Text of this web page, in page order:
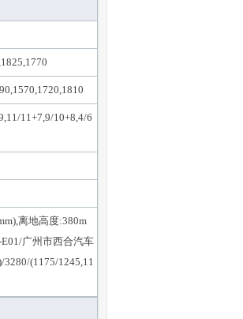
11+7,9/10+8,4/6
离地高度:380m
广州市西合汽车
(1175/1245,11